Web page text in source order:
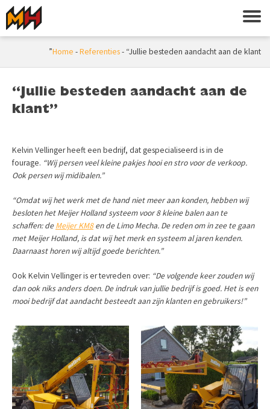
Home -Referenties- “Jullie besteden aandacht aan de klant”
“Jullie besteden aandacht aan de
klant”
Kelvin Vellinger heeft een bedrijf, dat gespecialiseerd is in de
fourage. “Wij persen veel kleine pakjes hooi en stro voor de verkoop.
Ook persen wij midibalen.”
“Omdat wij het werk met de hand niet meer aan konden, hebben wij
besloten het Meijer Holland systeem voor 8 kleine balen aan te
schaffen: deMeijer KM8en de Limo Mecha. De reden om in zee te gaan
met Meijer Holland, is dat wij het merk en systeem al jaren kenden.
Daarnaast horen wij altijd goede berichten.”
Ook Kelvin Vellinger is er tevreden over: “De volgende keer zouden wij
dan ook niks anders doen. De indruk van jullie bedrijf is goed. Het is een
mooi bedrijf dat aandacht besteedt aan zijn klanten en gebruikers!”